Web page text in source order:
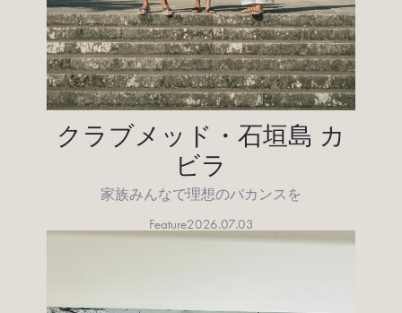
クラブメッド・石垣島 カ
ビラ
家族みんなで理想のバカンスを
Feature2026.07.03